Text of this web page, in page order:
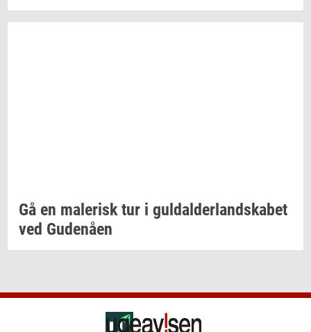
Gå en ma­le­risktur i gul­dal­der­land­ska­bet
ved Gu­denå­en